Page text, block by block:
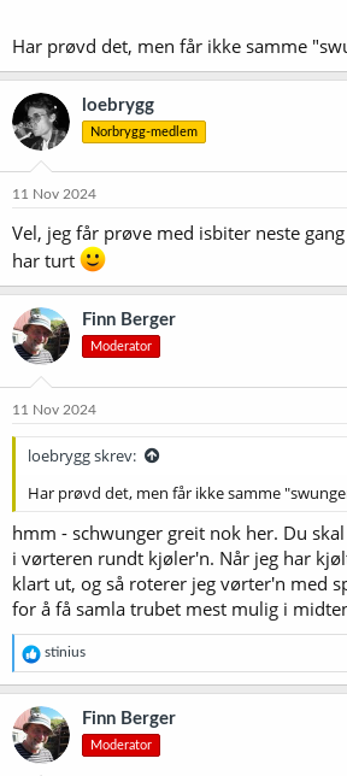
Har prøvd det, men får ikke samme
loebrygg
Norbrygg-medlem
11 Nov 2024
Vel, jeg får prøve med isbiter neste
har turt
Finn Berger
Moderator
11 Nov 2024
loebrygg skrev:
Har prøvd det, men får ikke samme
hmm - schwunger greit nok her. Du
i vørteren rundt kjøler'n. Når jeg har
klart ut, og så roterer jeg vørter'n med
for å få samla trubet mest mulig i
R
e
a
k
s
j
o
stinius
Finn Berger
Moderator